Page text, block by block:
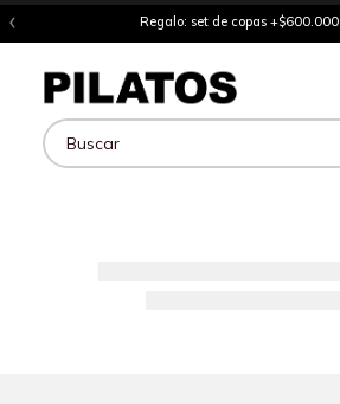
‹ Regalo: set de copas +$600.000
Buscar